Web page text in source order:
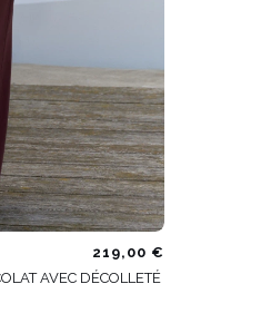
219,00 €
AVEC DÉCOLLETÉ